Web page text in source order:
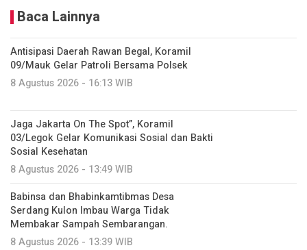
Baca Lainnya
Antisipasi Daerah Rawan Begal, Koramil
09/Mauk Gelar Patroli Bersama Polsek
8 Agustus 2026 - 16:13 WIB
Jaga Jakarta On The Spot”, Koramil
03/Legok Gelar Komunikasi Sosial dan Bakti
Sosial Kesehatan
8 Agustus 2026 - 13:49 WIB
Babinsa dan Bhabinkamtibmas Desa
Serdang Kulon Imbau Warga Tidak
Membakar Sampah Sembarangan.
8 Agustus 2026 - 13:39 WIB